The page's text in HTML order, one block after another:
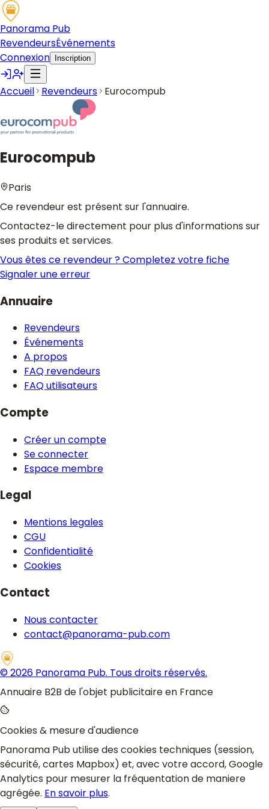
Panorama Pub
RevendeursÉvénements
Connexion
Inscription
Accueil Revendeurs Eurocompub
Eurocompub
Paris
Ce revendeur est présent sur l'annuaire.
Contactez-le directement pour plus d'informations sur
ses produits et services.
Vous êtes ce revendeur ? Completez votre fiche
Signaler une erreur
Annuaire
Revendeurs
Événements
A propos
FAQ revendeurs
FAQ utilisateurs
Compte
Créer un compte
Se connecter
Espace membre
Legal
Mentions legales
CGU
Confidentialité
Cookies
Contact
Nous contacter
contact@panorama-pub.com
©2026 Panorama Pub. Tous droits réservés.
Annuaire B2B de l'objet publicitaire en France
Cookies & mesure d'audience
Panorama Pub utilise des cookies techniques (session,
sécurité, cartes Mapbox) et, avec votre accord, Google
Analytics pour mesurer la fréquentation de maniere
agrégée. En savoir plus.